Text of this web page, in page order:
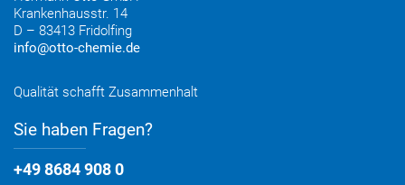
Krankenhausstr. 14
D – 83413 Fridolfing
info@otto-chemie.de
Qualität schafft Zusammenhalt
Sie haben Fragen?
+49 8684 908 0